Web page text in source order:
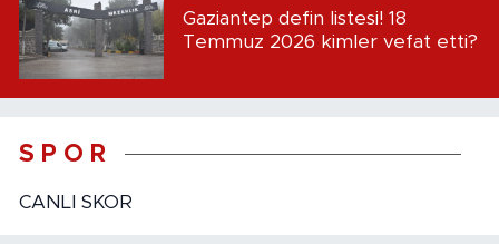
Gaziantep defin listesi! 18
Temmuz 2026 kimler vefat etti?
S P O R
CANLI SKOR